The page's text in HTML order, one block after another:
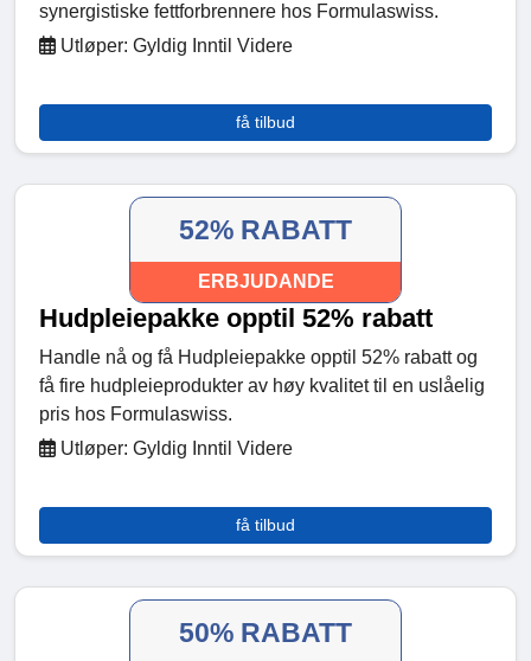
synergistiske fettforbrennere hos Formulaswiss.
Utløper: Gyldig Inntil Videre
få tilbud
52% RABATT
ERBJUDANDE
Hudpleiepakke opptil 52% rabatt
Handle nå og få Hudpleiepakke opptil 52% rabatt og
få fire hudpleieprodukter av høy kvalitet til en uslåelig
pris hos Formulaswiss.
Utløper: Gyldig Inntil Videre
få tilbud
50% RABATT